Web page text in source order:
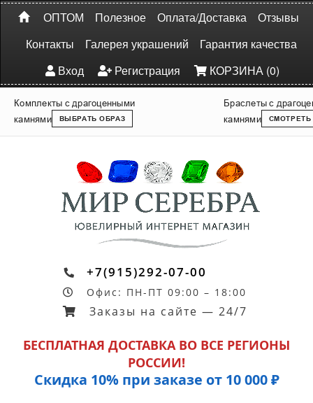
ОПТОМ Полезное Оплата/Доставка
Отзывы
Контакты
Галерея украшений
Гарантия качества
Вход
Регистрация КОРЗИНА (0)
Комплекты с драгоценными
камнями
ВЫБРАТЬ ОБРАЗ
Браслеты с
камнями
СМОТРЕТЬ
+7(915)292-07-00
Офис: ПН-ПТ 09:00 – 18:00
Заказы на сайте — 24/7
БЕСПЛАТНАЯ ДОСТАВКА ВО ВСЕ РЕГИОНЫ
РОССИИ!
Скидка 10% при заказе от 10 000 ₽